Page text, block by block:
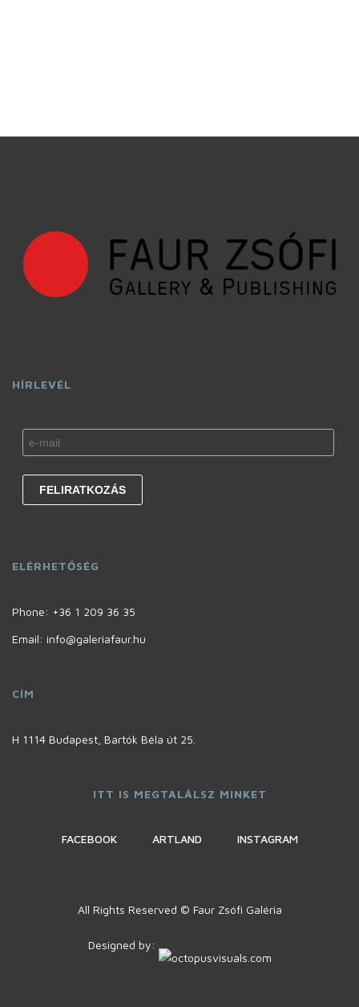
HÍRLEVÉL
ELÉRHETŐSÉG
Phone: +36 1 209 36 35
Email: info@galeriafaur.hu
CÍM
H 1114 Budapest, Bartók Béla út 25.
ITT IS MEGTALÁLSZ MINKET
FACEBOOK ARTLAND INSTAGRAM
All Rights Reserved © Faur Zsófi Galéria
Designed by: